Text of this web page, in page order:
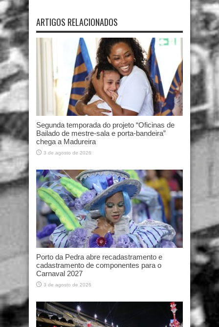
ARTIGOS RELACIONADOS
Segunda temporada do projeto “Oficinas de
Bailado de mestre-sala e porta-bandeira”
chega a Madureira
3 de agosto de 2026
Porto da Pedra abre recadastramento e
cadastramento de componentes para o
Carnaval 2027
3 de agosto de 2026